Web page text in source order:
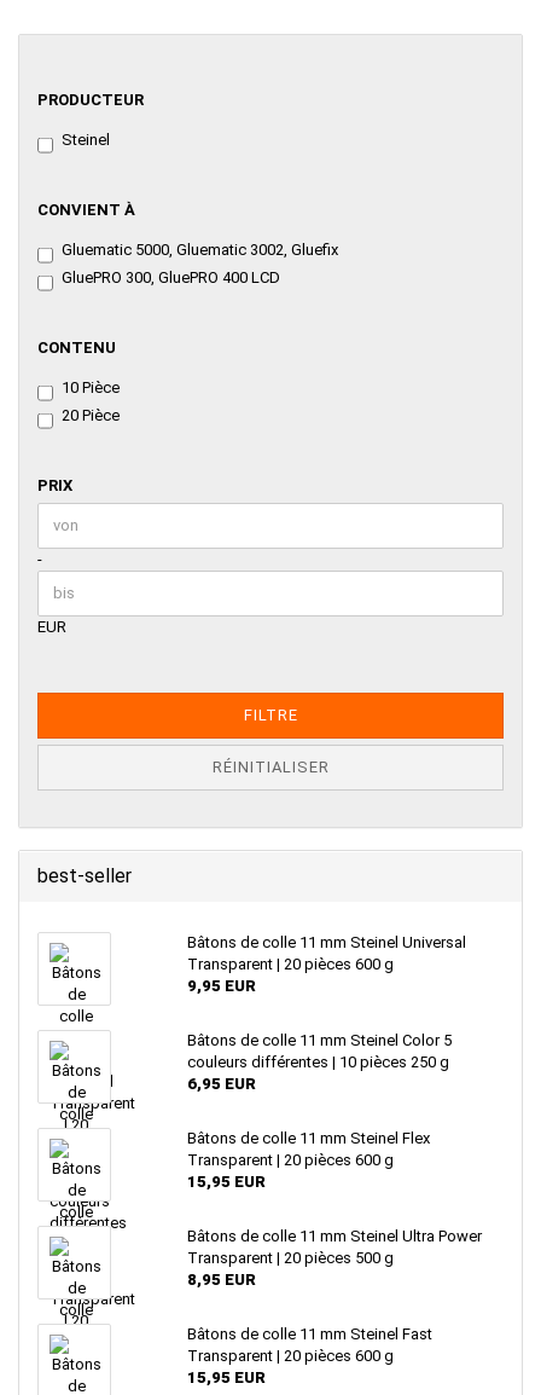
PRODUCTEUR
PRODUCTEUR
Steinel
CONVIENT
CONVIENT À
Gluematic 5000, Gluematic 3002, Gluefix
GluePRO 300, GluePRO 400 LCD
CONTENU
CONTENU
10 Pièce
20 Pièce
PRIX
PRIX
Prix bis
-
EUR
FILTRE
RÉINITIALISER
best-seller
Bâtons de colle 11 mm Steinel Universal
Transparent | 20 pièces 600 g
9,95 EUR
Bâtons de colle 11 mm Steinel Color 5
couleurs différentes | 10 pièces 250 g
6,95 EUR
Bâtons de colle 11 mm Steinel Flex
Transparent | 20 pièces 600 g
15,95 EUR
Bâtons de colle 11 mm Steinel Ultra Power
Transparent | 20 pièces 500 g
8,95 EUR
Bâtons de colle 11 mm Steinel Fast
Transparent | 20 pièces 600 g
15,95 EUR